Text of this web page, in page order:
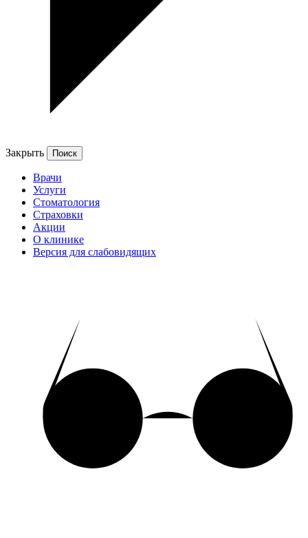
Закрыть
Врачи
Услуги
Стоматология
Страховки
Акции
О клинике
Версия для слабовидящих